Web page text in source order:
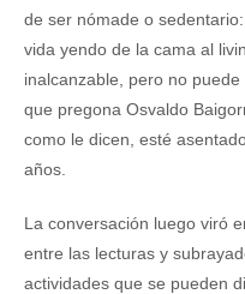
de ser nómade o
vida yendo de la cama al
inalcanzable, pero no
que pregona Osvaldo
como le dicen, esté
años.
La conversación luego viró
entre las lecturas y
actividades que se pueden